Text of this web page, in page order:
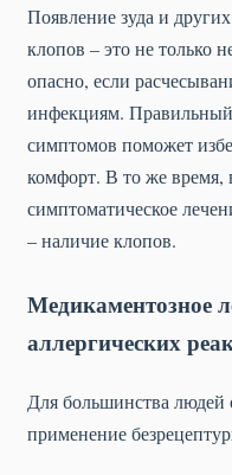
Появление зуда и
клопов – это не только
опасно, если
инфекциям.
симптомов поможет
комфорт. В то же время,
симптоматическое
– наличие клопов.
Медикаментозное
аллергических
Для большинства людей
применение